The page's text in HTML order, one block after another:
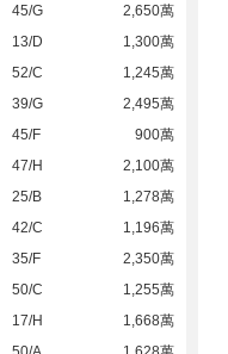
45/G
2,650萬
13/D
1,300萬
52/C
1,245萬
39/G
2,495萬
45/F
900萬
47/H
2,100萬
25/B
1,278萬
42/C
1,196萬
35/F
2,350萬
50/C
1,255萬
17/H
1,668萬